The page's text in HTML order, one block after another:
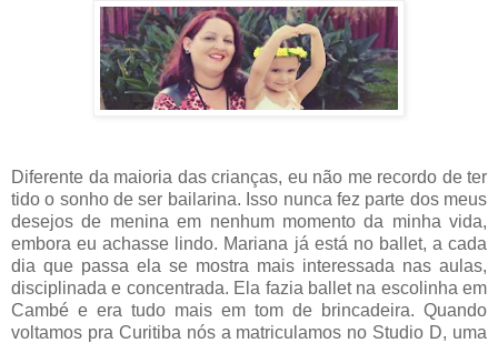
Diferente da maioria das crianças, eu não me recordo de ter
tido o sonho de ser bailarina. Isso nunca fez parte dos meus
desejos de menina em nenhum momento da minha vida,
embora eu achasse lindo. Mariana já está no ballet, a cada
dia que passa ela se mostra mais interessada nas aulas,
disciplinada e concentrada. Ela fazia ballet na escolinha em
Cambé e era tudo mais em tom de brincadeira. Quando
voltamos pra Curitiba nós a matriculamos no Studio D, uma